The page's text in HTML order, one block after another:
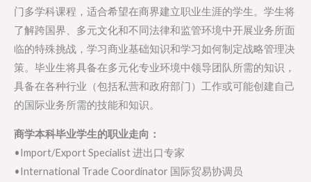
门多学科课程，适合希望在商界建立职业生涯的学生。学生将
了解跨国界、多元文化和不同法律和监管环境中开展业务所面
临的特殊挑战，学习商业基础知识和学习如何制定战略管理决
策。毕业生将具备在多元化专业环境中领导团队所需的知识，
具备在各种行业（包括私营和政府部门）工作或可能创建自己
的国际业务所需的技能和知识。
商学本科毕业学生的职业走向：
•Import/Export Specialist 进出口专家
•International Trade Coordinator 国际贸易协调员